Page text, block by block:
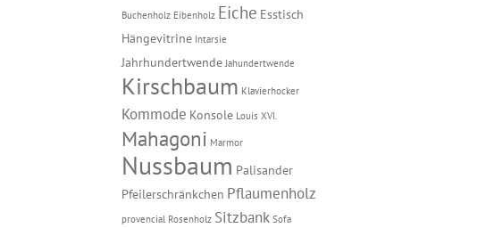
Buchenholz Eibenholz Eiche Esstisch
Hängevitrine Intarsie
Jahrhundertwende Jahundertwende
Kirschbaum Klavierhocker
Kommode Konsole Louis XVI.
Mahagoni Marmor
Nussbaum Palisander
Pfeilerschränkchen Pflaumenholz
provencial Rosenholz Sitzbank Sofa